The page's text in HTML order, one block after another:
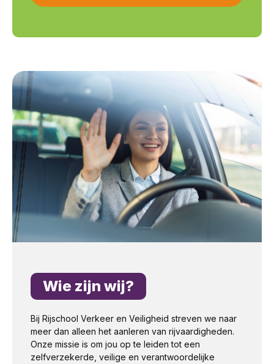
Wie zijn wij?
Bij Rijschool Verkeer en Veiligheid streven we naar
meer dan alleen het aanleren van rijvaardigheden.
Onze missie is om jou op te leiden tot een
zelfverzekerde, veilige en verantwoordelijke